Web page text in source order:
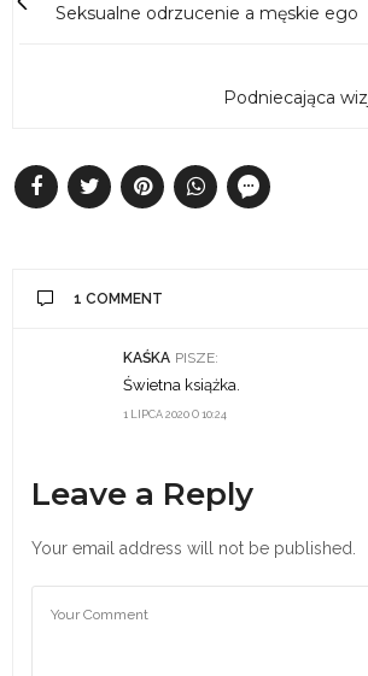
Seksualne odrzucenie a męskie ego
Podniecająca
1 COMMENT
KAŚKA PISZE:
1 LIPCA 2020 O 10:24
Świetna książka.
Leave a Reply
Your email address will not be published.